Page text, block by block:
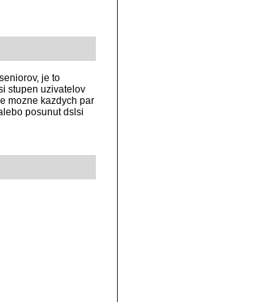
je to
stupen uzivatelov
mozne kazdych par
posunut dslsi